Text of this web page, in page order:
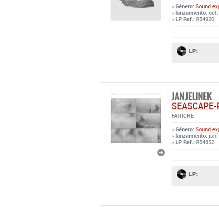
Género: Sound
lanzamiento: oct.
LP Ref.: R54920
LP:
JAN JELINEK
FAITICHE
Género: Sound
lanzamiento: jun.
LP Ref.: R54852
LP: